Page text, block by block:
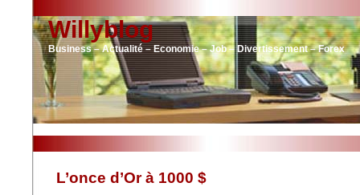
Willyblog
Business – Actualité – Economie – Job – Divertissement – Forex
L’once d’Or à 1000 $